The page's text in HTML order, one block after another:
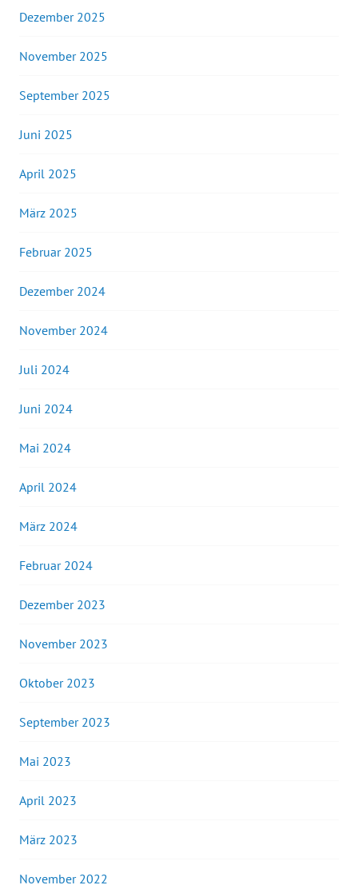
Dezember 2025
November 2025
September 2025
Juni 2025
April 2025
März 2025
Februar 2025
Dezember 2024
November 2024
Juli 2024
Juni 2024
Mai 2024
April 2024
März 2024
Februar 2024
Dezember 2023
November 2023
Oktober 2023
September 2023
Mai 2023
April 2023
März 2023
November 2022